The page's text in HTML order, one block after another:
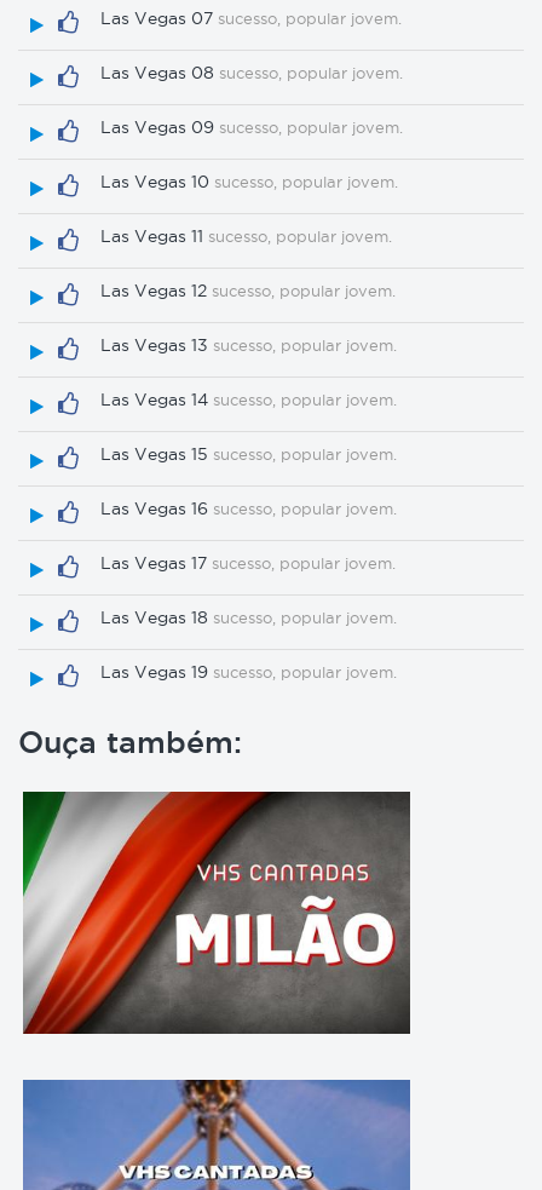
Las Vegas 07 sucesso, popular jovem.
Las Vegas 08 sucesso, popular jovem.
Las Vegas 09 sucesso, popular jovem.
Las Vegas 10 sucesso, popular jovem.
Las Vegas 11 sucesso, popular jovem.
Las Vegas 12 sucesso, popular jovem.
Las Vegas 13 sucesso, popular jovem.
Las Vegas 14 sucesso, popular jovem.
Las Vegas 15 sucesso, popular jovem.
Las Vegas 16 sucesso, popular jovem.
Las Vegas 17 sucesso, popular jovem.
Las Vegas 18 sucesso, popular jovem.
Las Vegas 19 sucesso, popular jovem.
Ouça também: